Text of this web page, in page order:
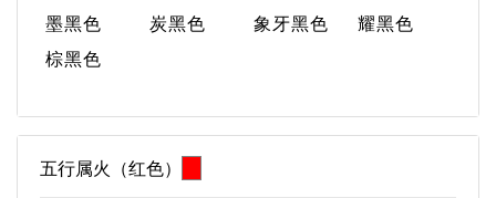
墨黑色
炭黑色 象牙黑色
耀黑色
棕黑色
五行属火（红色）